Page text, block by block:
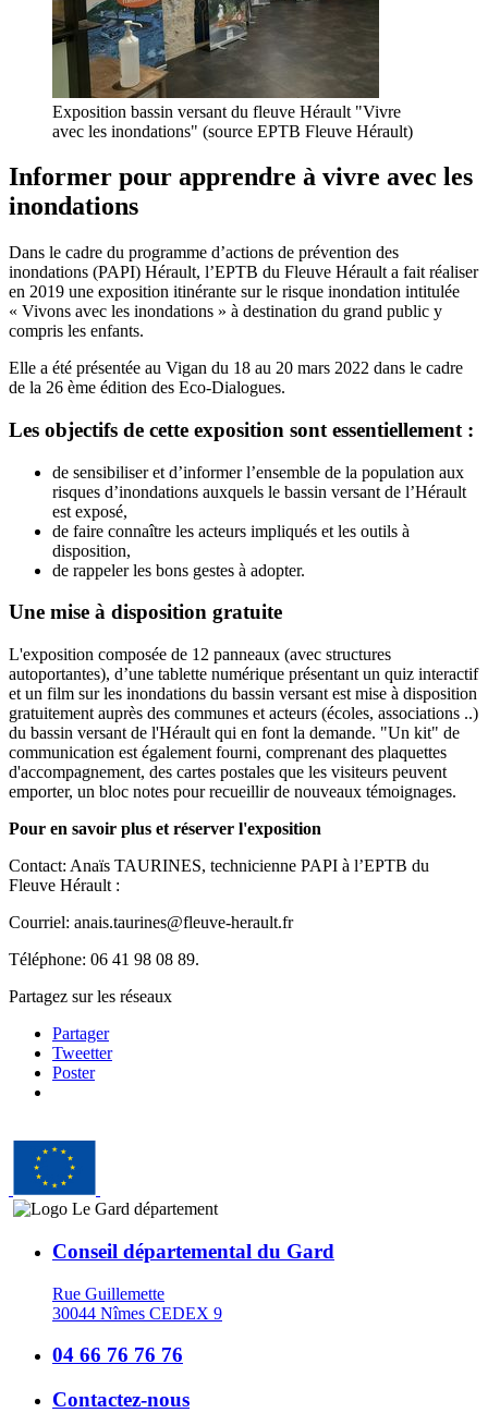
Exposition bassin versant du fleuve Hérault "Vivre
avec les inondations" (source EPTB Fleuve Hérault)
Informer pour apprendre à vivre avec les
inondations
Dans le cadre du programme d’actions de prévention des
inondations (PAPI) Hérault, l’EPTB du Fleuve Hérault a fait réaliser
en 2019 une exposition itinérante sur le risque inondation intitulée
« Vivons avec les inondations » à destination du grand public y
compris les enfants.
Elle a été présentée au Vigan du 18 au 20 mars 2022 dans le cadre
de la 26 ème édition des Eco-Dialogues.
Les objectifs de cette exposition sont essentiellement :
de sensibiliser et d’informer l’ensemble de la population aux
risques d’inondations auxquels le bassin versant de l’Hérault
est exposé,
de faire connaître les acteurs impliqués et les outils à
disposition,
de rappeler les bons gestes à adopter.
Une mise à disposition gratuite
L'exposition composée de 12 panneaux (avec structures
autoportantes), d’une tablette numérique présentant un quiz interactif
et un film sur les inondations du bassin versant est mise à disposition
gratuitement auprès des communes et acteurs (écoles, associations ..)
du bassin versant de l'Hérault qui en font la demande. "Un kit" de
communication est également fourni, comprenant des plaquettes
d'accompagnement, des cartes postales que les visiteurs peuvent
emporter, un bloc notes pour recueillir de nouveaux témoignages.
Pour en savoir plus et réserver l'exposition
Contact: Anaïs TAURINES, technicienne PAPI à l’EPTB du
Fleuve Hérault :
Courriel: anais.taurines@fleuve-herault.fr
Téléphone: 06 41 98 08 89.
Partagez sur les réseaux
Partager
Tweetter
Poster
Conseil départemental du Gard
Rue Guillemette
30044 Nîmes CEDEX 9
04 66 76 76 76
Contactez-nous